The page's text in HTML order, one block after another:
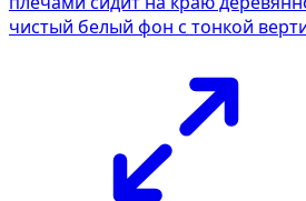
чистый белый фон с тонкой